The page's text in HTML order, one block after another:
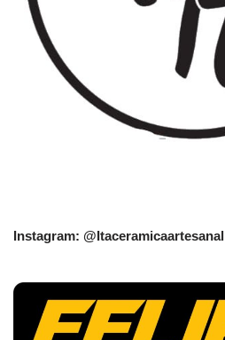
Instagram: @Itaceramicaartesanal